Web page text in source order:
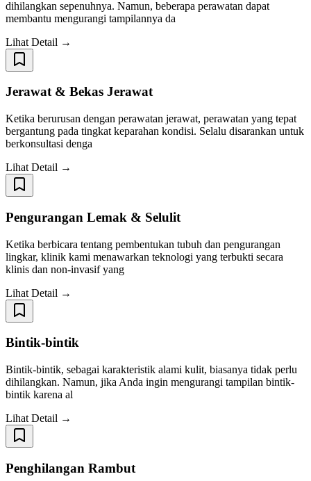
dihilangkan sepenuhnya. Namun, beberapa perawatan dapat
membantu mengurangi tampilannya da
Lihat Detail →
Jerawat & Bekas Jerawat
Ketika berurusan dengan perawatan jerawat, perawatan yang tepat
bergantung pada tingkat keparahan kondisi. Selalu disarankan untuk
berkonsultasi denga
Lihat Detail →
Pengurangan Lemak & Selulit
Ketika berbicara tentang pembentukan tubuh dan pengurangan
lingkar, klinik kami menawarkan teknologi yang terbukti secara
klinis dan non-invasif yang
Lihat Detail →
Bintik-bintik
Bintik-bintik, sebagai karakteristik alami kulit, biasanya tidak perlu
dihilangkan. Namun, jika Anda ingin mengurangi tampilan bintik-
bintik karena al
Lihat Detail →
Penghilangan Rambut